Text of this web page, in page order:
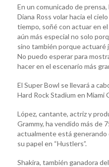
En un comunicado de
Diana Ross volar hacia el
tiempo, soñé con actuar en
aún más especial no solo
sino también porque actuaré
No puedo esperar para
hacer en el escenario más
El Super Bowl se llevará a
Hard Rock Stadium en Miami
López, cantante, actriz y
Grammy, ha vendido más de
actualmente está
su papel en “Hustlers”.
Shakira, también ganadora